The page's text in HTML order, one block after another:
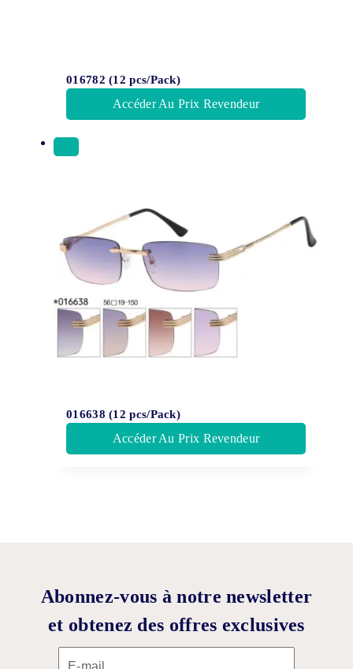
016782 (12 pcs/Pack)
Accéder Au Prix Revendeur
016638 (12 pcs/Pack)
Accéder Au Prix Revendeur
Abonnez-vous à notre newsletter
et obtenez des offres exclusives